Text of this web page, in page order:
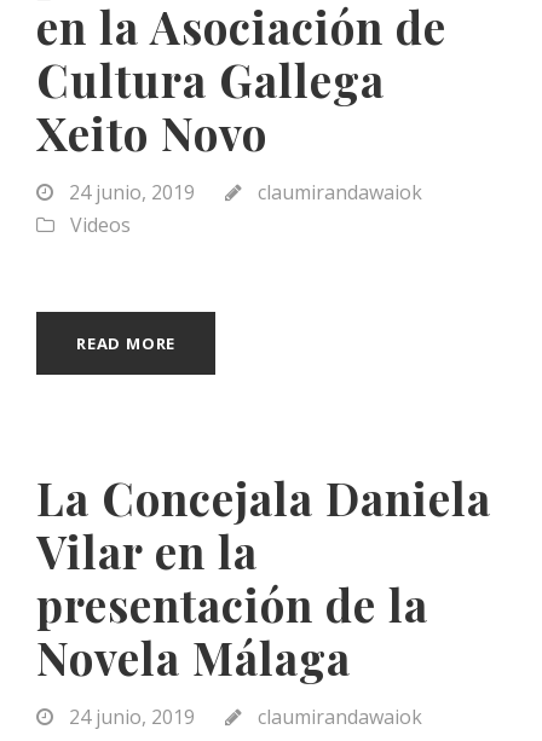
en la Asociación de
Cultura Gallega
Xeito Novo
24 junio, 2019
claumirandawaiok
Videos
READ MORE
La Concejala Daniela
Vilar en la
presentación de la
Novela Málaga
24 junio, 2019
claumirandawaiok